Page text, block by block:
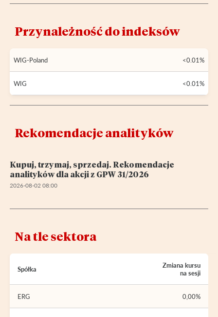
Przynależność do indeksów
WIG-Poland <0.01%
WIG <0.01%
Rekomendacje analityków
Kupuj, trzymaj, sprzedaj. Rekomendacje
analityków dla akcji z GPW 31/2026
2026-08-02 08:00
Na tle sektora
Spółka
Zmiana kursu
na sesji
ERG 0,00%